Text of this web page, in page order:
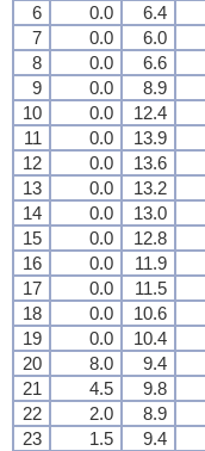
6
0.0 6.4
7
0.0 6.0
8
0.0 6.6
9
0.0 8.9
10
0.0 12.4
11
0.0 13.9
12
0.0 13.6
13
0.0 13.2
14
0.0 13.0
15
0.0 12.8
16
0.0 11.9
17
0.0 11.5
18
0.0 10.6
19
0.0 10.4
20
8.0 9.4
21
4.5 9.8
22
2.0 8.9
23
1.5 9.4